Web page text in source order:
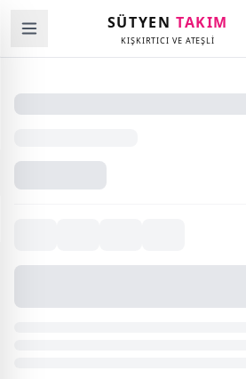
SÜTYENTAKIM
KIŞKIRTICI VE ATEŞLİ